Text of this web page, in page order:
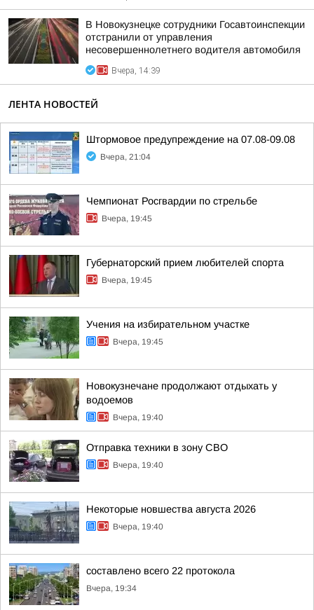
В Новокузнецке сотрудники Госавтоинспекции
отстранили от управления
несовершеннолетнего водителя автомобиля
Вчера, 14:39
ЛЕНТА НОВОСТЕЙ
Штормовое предупреждение на 07.08-09.08
Вчера, 21:04
Чемпионат Росгвардии по стрельбе
Вчера, 19:45
Губернаторский прием любителей спорта
Вчера, 19:45
Учения на избирательном участке
Вчера, 19:45
Новокузнечане продолжают отдыхать у
водоемов
Вчера, 19:40
Отправка техники в зону СВО
Вчера, 19:40
Некоторые новшества августа 2026
Вчера, 19:40
составлено всего 22 протокола
Вчера, 19:34